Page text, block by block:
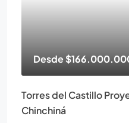
Desde
Torres del Castillo
Chinchiná